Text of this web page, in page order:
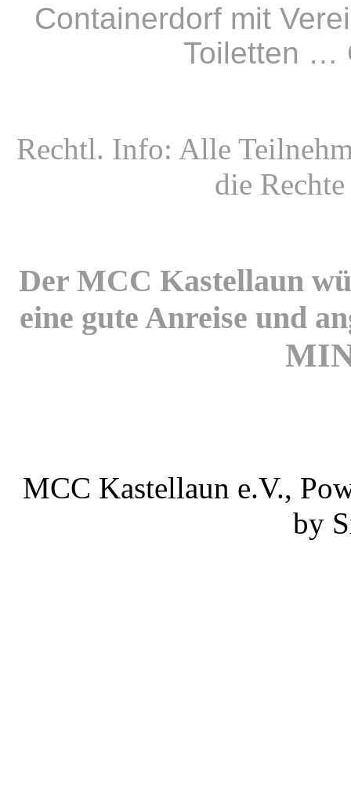
Containerdorf mit
Toiletten …
Rechtl. Info: Alle
die
Der MCC Kastellaun
eine gute Anreise und
MCC Kastellaun e.V.,
by